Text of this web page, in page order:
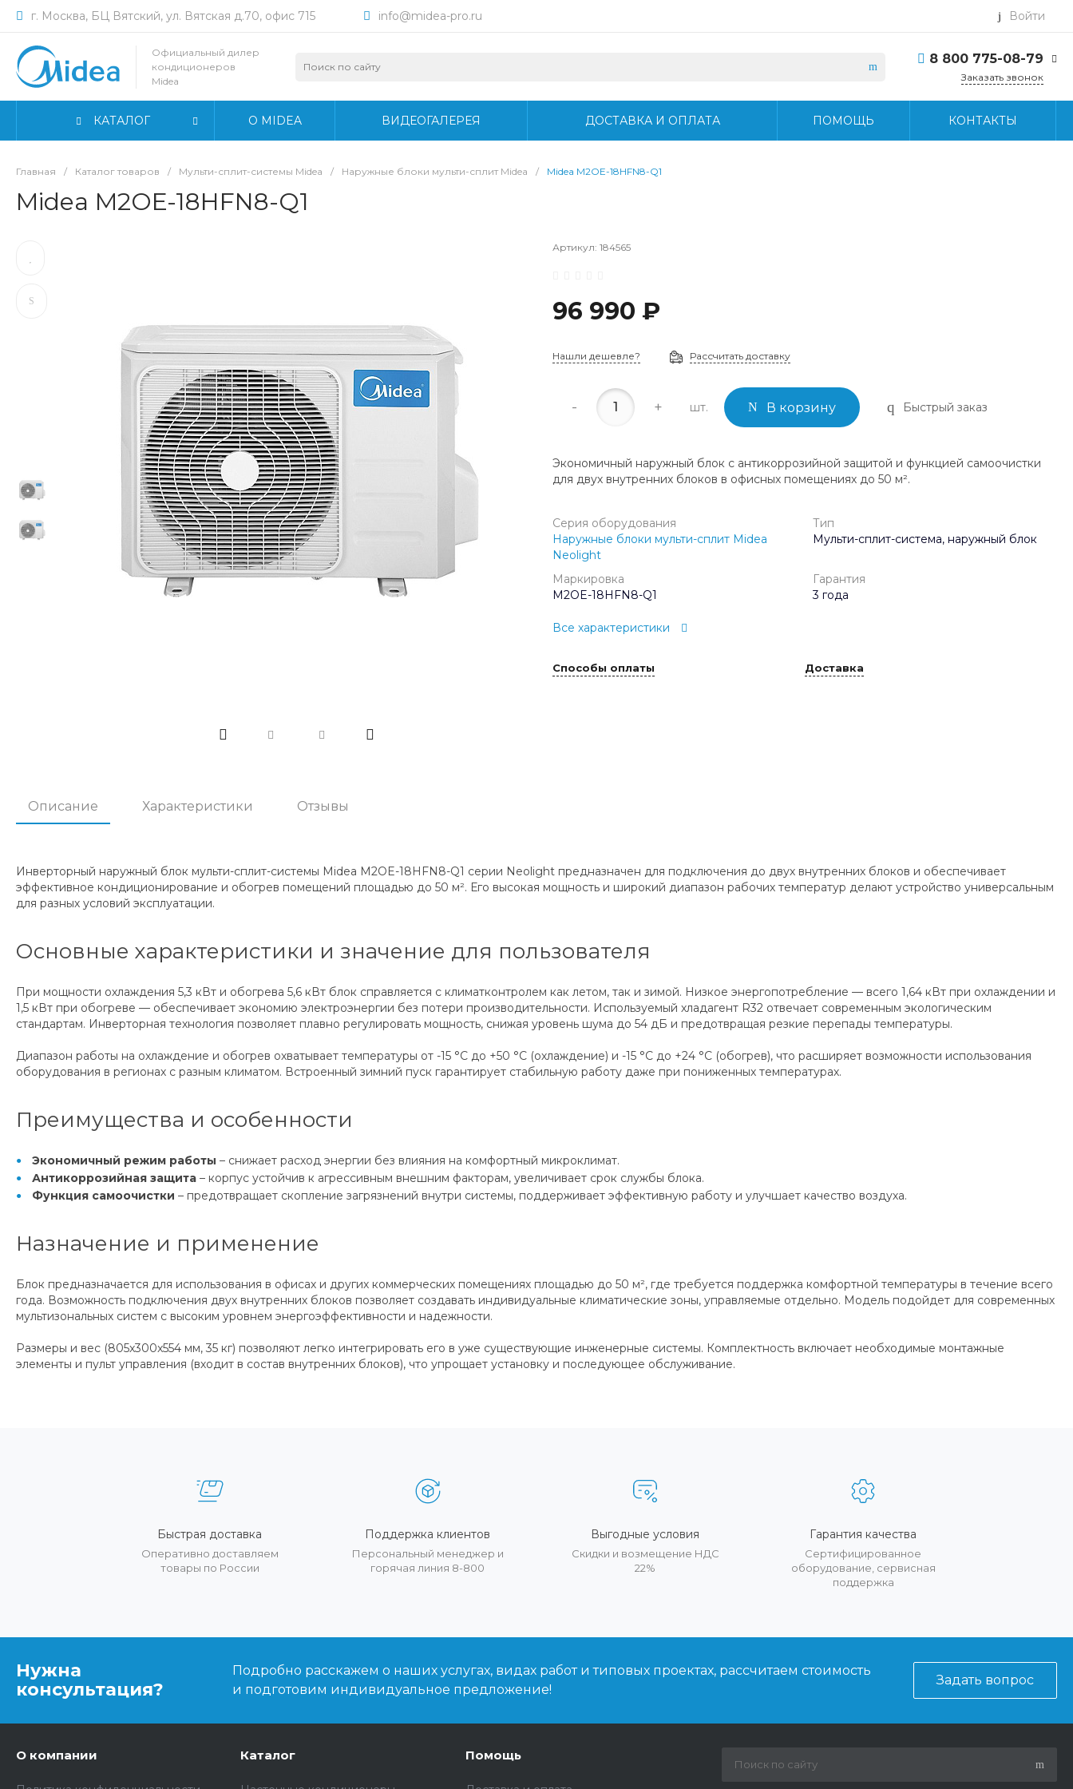
г. Москва, БЦ Вятский, ул. Вятская д.70, офис 715 info@midea-pro.ru Войти
Официальный дилер
кондиционеров
Midea
8 800 775-08-79
г. Москва, БЦ Вятский,
Заказать звонок
КАТАЛОГ О MIDEA ВИДЕОГАЛЕРЕЯ ДОСТАВКА И ОПЛАТА ПОМОЩЬ КОНТАКТЫ
Главная / Каталог товаров / Мульти-сплит-системы Midea / Наружные блоки мульти-сплит Midea / Midea M2OE-18HFN8-Q1
Midea M2OE-18HFN8-Q1
Артикул: 184565
96 990 ₽
Нашли дешевле? Рассчитать доставку
- + шт. В корзину Быстрый заказ
Экономичный наружный блок с антикоррозийной защитой и функцией самоочистки
для двух внутренних блоков в офисных помещениях до 50 м².
Серия оборудования
Наружные блоки мульти-сплит Midea
Neolight
Тип
Мульти-сплит-система, наружный блок
Маркировка
M2OE-18HFN8-Q1
Гарантия
3 года
Все характеристики
Способы оплаты Доставка
Описание Характеристики Отзывы
Инверторный наружный блок мульти-сплит-системы Midea M2OE-18HFN8-Q1 серии Neolight предназначен для подключения до двух внутренних блоков и обеспечивает
эффективное кондиционирование и обогрев помещений площадью до 50 м². Его высокая мощность и широкий диапазон рабочих температур делают устройство универсальным
для разных условий эксплуатации.
Основные характеристики и значение для пользователя
При мощности охлаждения 5,3 кВт и обогрева 5,6 кВт блок справляется с климатконтролем как летом, так и зимой. Низкое энергопотребление — всего 1,64 кВт при охлаждении и
1,5 кВт при обогреве — обеспечивает экономию электроэнергии без потери производительности. Используемый хладагент R32 отвечает современным экологическим
стандартам. Инверторная технология позволяет плавно регулировать мощность, снижая уровень шума до 54 дБ и предотвращая резкие перепады температуры.
Диапазон работы на охлаждение и обогрев охватывает температуры от -15 °C до +50 °C (охлаждение) и -15 °C до +24 °C (обогрев), что расширяет возможности использования
оборудования в регионах с разным климатом. Встроенный зимний пуск гарантирует стабильную работу даже при пониженных температурах.
Преимущества и особенности
Экономичный режим работы – снижает расход энергии без влияния на комфортный микроклимат.
Антикоррозийная защита – корпус устойчив к агрессивным внешним факторам, увеличивает срок службы блока.
Функция самоочистки – предотвращает скопление загрязнений внутри системы, поддерживает эффективную работу и улучшает качество воздуха.
Назначение и применение
Блок предназначается для использования в офисах и других коммерческих помещениях площадью до 50 м², где требуется поддержка комфортной температуры в течение всего
года. Возможность подключения двух внутренних блоков позволяет создавать индивидуальные климатические зоны, управляемые отдельно. Модель подойдет для современных
мультизональных систем с высоким уровнем энергоэффективности и надежности.
Размеры и вес (805x300x554 мм, 35 кг) позволяют легко интегрировать его в уже существующие инженерные системы. Комплектность включает необходимые монтажные
элементы и пульт управления (входит в состав внутренних блоков), что упрощает установку и последующее обслуживание.
Быстрая доставка
Оперативно доставляем
товары по России
Поддержка клиентов
Персональный менеджер и
горячая линия 8-800
Выгодные условия
Скидки и возмещение НДС
22%
Гарантия качества
Сертифицированное
оборудование, сервисная
поддержка
Нужна
консультация?
Подробно расскажем о наших услугах, видах работ и типовых проектах, рассчитаем стоимость
и подготовим индивидуальное предложение!
Задать вопрос
О компании Каталог Помощь